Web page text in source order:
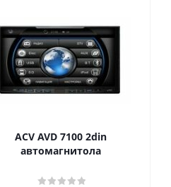
ACV AVD 7100 2din
автомагнитола